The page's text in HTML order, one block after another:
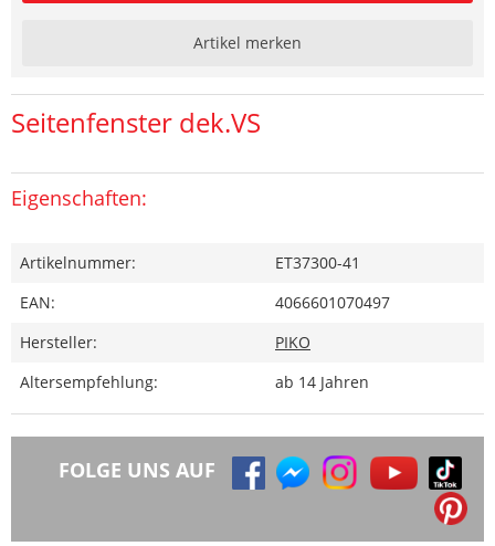
Artikel merken
Seitenfenster dek.VS
Eigenschaften:
Artikelnummer:
ET37300-41
EAN:
4066601070497
Hersteller:
PIKO
Altersempfehlung:
ab 14 Jahren
FOLGE UNS AUF